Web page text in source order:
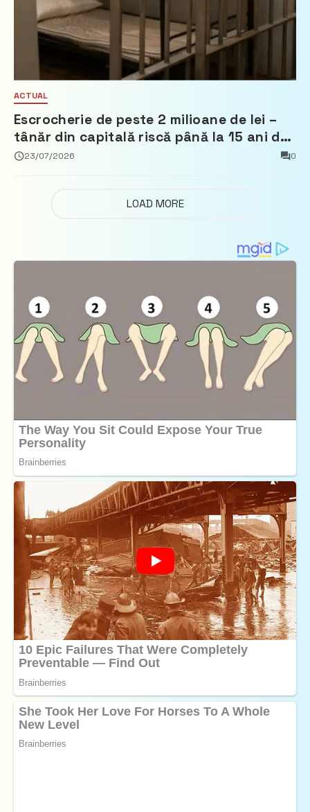
ACTUAL
Escrocherie de peste 2 milioane de lei –
tânăr din capitală riscă până la 15 ani de
închisoare
23/07/2026 0
LOAD MORE